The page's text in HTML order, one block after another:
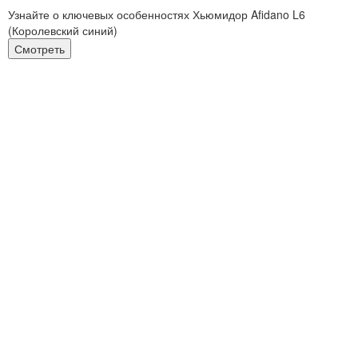
Узнайте о ключевых особенностях Хьюмидор Afidano L6
(Королевский синий)
Смотреть